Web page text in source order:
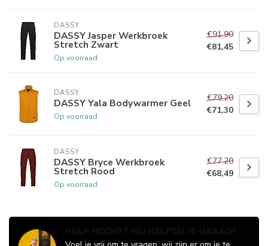
DASSY
DASSY Jasper Werkbroek
Stretch Zwart
Op voorraad
€91,90
€81,45
DASSY
DASSY Yala Bodywarmer Geel
Op voorraad
€79,20
€71,30
DASSY
DASSY Bryce Werkbroek
Stretch Rood
Op voorraad
€77,20
€68,49